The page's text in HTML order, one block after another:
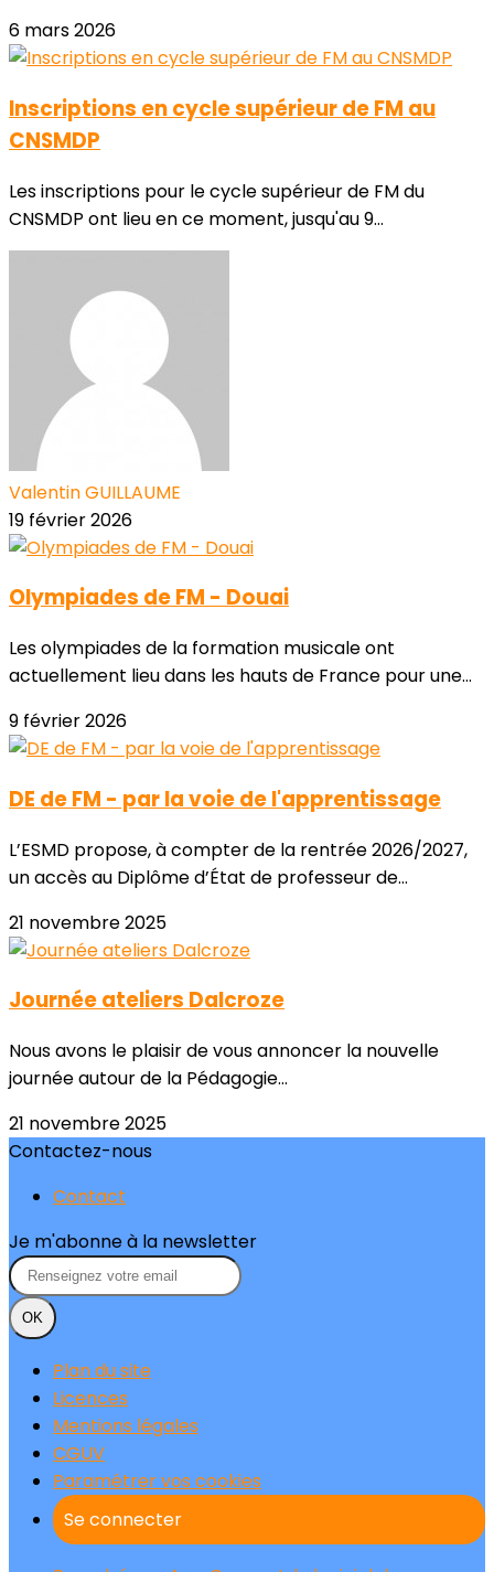
6 mars 2026
Inscriptions en cycle supérieur de FM au
CNSMDP
Les inscriptions pour le cycle supérieur de FM du
CNSMDP ont lieu en ce moment, jusqu'au 9...
Valentin GUILLAUME
19 février 2026
Olympiades de FM - Douai
Les olympiades de la formation musicale ont
actuellement lieu dans les hauts de France pour une...
9 février 2026
DE de FM - par la voie de l'apprentissage
L’ESMD propose, à compter de la rentrée 2026/2027,
un accès au Diplôme d’État de professeur de...
21 novembre 2025
Journée ateliers Dalcroze
Nous avons le plaisir de vous annoncer la nouvelle
journée autour de la Pédagogie...
21 novembre 2025
Contactez-nous
Contact
Je m'abonne à la newsletter
OK
Plan du site
Licences
Mentions légales
CGUV
Paramétrer vos cookies
Se connecter